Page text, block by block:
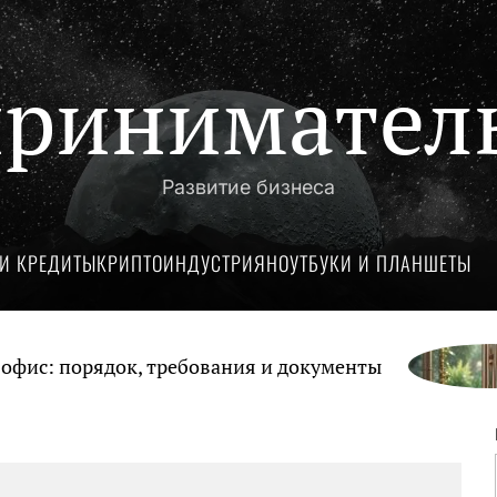
Развитие бизнеса
КРЕДИТЫКРИПТОИНДУСТРИЯНОУТБУКИ И ПЛАНШЕТЫ
порядок, требования и документы